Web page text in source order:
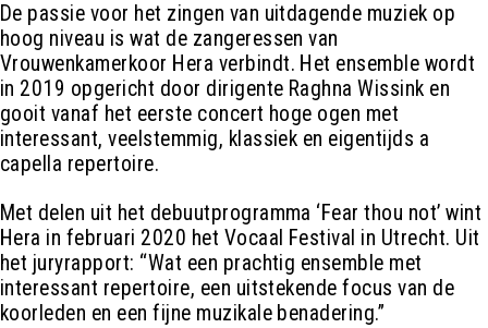
De passie voor het zingen van uitdagende muziek op
hoog niveau is wat de zangeressen van
Vrouwenkamerkoor Hera verbindt. Het ensemble wordt
in 2019 opgericht door dirigente Raghna Wissink en
gooit vanaf het eerste concert hoge ogen met
interessant, veelstemmig, klassiek en eigentijds a
capella repertoire.
Met delen uit het debuutprogramma ‘Fear thou not’ wint
Hera in februari 2020 het Vocaal Festival in Utrecht. Uit
het juryrapport: “Wat een prachtig ensemble met
interessant repertoire, een uitstekende focus van de
koorleden en een fijne muzikale benadering.”